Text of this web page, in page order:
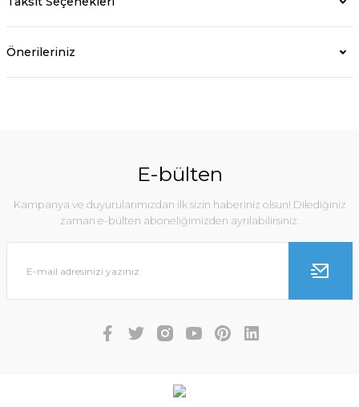
Önerileriniz
E-bülten
Kampanya ve duyurularımızdan ilk sizin haberiniz olsun! Dilediğiniz
zaman e-bülten aboneliğimizden ayrılabilirsiniz.